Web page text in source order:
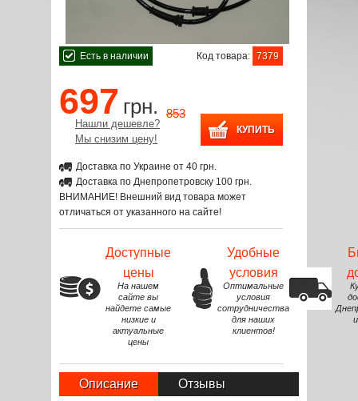
Есть в наличии Код товара: 7379
697 грн. 853
Нашли дешевле?
Мы снизим цену!
Доставка по Украине от 40 грн.
Доставка по Днепропетровску 100 грн.
ВНИМАНИЕ! Внешний вид товара может
отличаться от указанного на сайте!
Доступные
цены
На нашем
сайте вы
найдете самые
низкие и
актуальные
цены
Удобные
условия
Оптимальные
условия
сотрудничества
для наших
клиентов!
Описание Отзывы